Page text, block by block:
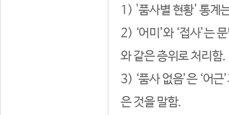
1) '품사별 현황' 통계
2) ‘어미’와 ‘접사’는
와 같은 층위로 처리함.
3) ‘품사 없음’은 ‘어
은 것을 말함.